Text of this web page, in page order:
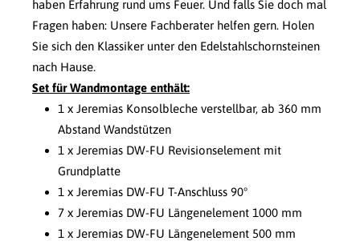
haben Erfahrung rund ums Feuer. Und falls Sie doch mal
Fragen haben: Unsere Fachberater helfen gern. Holen
Sie sich den Klassiker unter den Edelstahlschornsteinen
nach Hause.
Set für Wandmontage enthält:
1 x Jeremias Konsolbleche verstellbar, ab 360 mm
Abstand Wandstützen
1 x Jeremias DW-FU Revisionselement mit
Grundplatte
1 x Jeremias DW-FU T-Anschluss 90°
7 x Jeremias DW-FU Längenelement 1000 mm
1 x Jeremias DW-FU Längenelement 500 mm